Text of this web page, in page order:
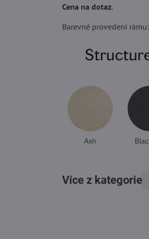
Cena na dotaz.
Barevné provedení rámu:
Více z kategorie